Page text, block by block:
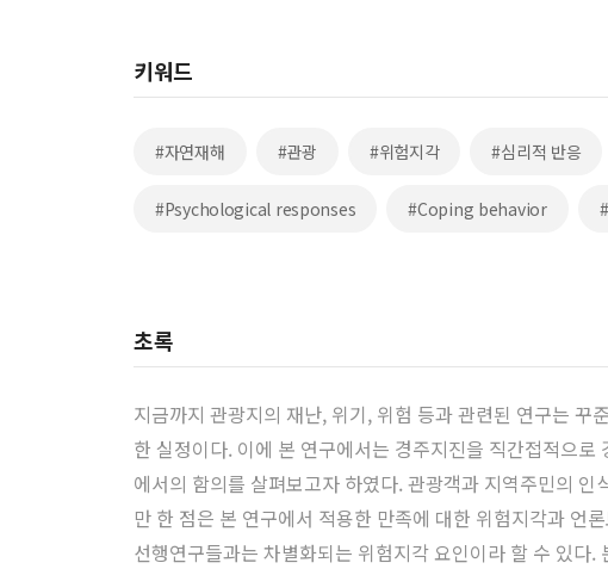
키워드
#자연재해 #관광 #위험지각 #심리적 반응
#Psychological responses #Coping behavior
초록
지금까지 관광지의 재난, 위기, 위험 등과 관련된 연구는
한 실정이다. 이에 본 연구에서는 경주지진을 직간접적으
에서의 함의를 살펴보고자 하였다. 관광객과 지역주민의
만 한 점은 본 연구에서 적용한 만족에 대한 위험지각과 언
선행연구들과는 차별화되는 위험지각 요인이라 할 수 있다